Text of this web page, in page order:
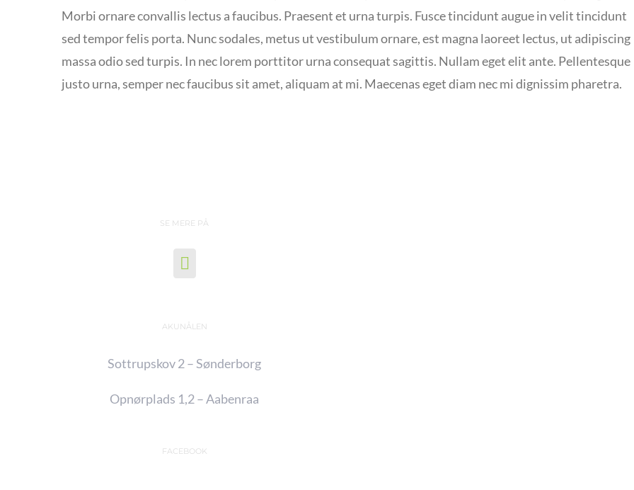
Morbi ornare convallis lectus a faucibus. Praesent et urna turpis. Fusce tincidunt augue in velit tincidunt
sed tempor felis porta. Nunc sodales, metus ut vestibulum ornare, est magna laoreet lectus, ut adipiscing
massa odio sed turpis. In nec lorem porttitor urna consequat sagittis. Nullam eget elit ante. Pellentesque
justo urna, semper nec faucibus sit amet, aliquam at mi. Maecenas eget diam nec mi dignissim pharetra.
SE MERE PÅ
AKUNÅLEN
Sottrupskov 2 – Sønderborg
Opnørplads 1,2 – Aabenraa
FACEBOOK